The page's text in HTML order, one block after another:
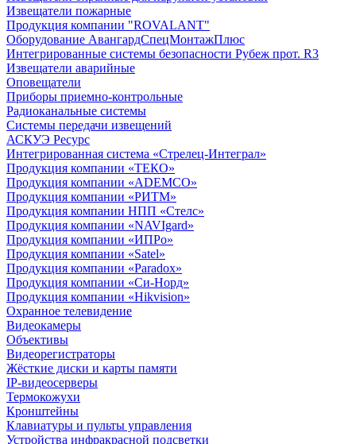
Извещатели пожарные
Продукция компании "ROVALANT"
Оборудование АвангардСпецМонтажПлюс
Интегрированные системы безопасности Рубеж прот. R3
Извещатели аварийные
Оповещатели
Приборы приемно-контрольные
Радиоканальные системы
Системы передачи извещений
АСКУЭ Ресурс
Интегрированная система «Стрелец-Интеграл»
Продукция компании «ТЕКО»
Продукция компании «ADEMCO»
Продукция компании «РИТМ»
Продукция компании НПП «Стелс»
Продукция компании «NAVIgard»
Продукция компании «ИПРо»
Продукция компании «Satel»
Продукция компании «Paradox»
Продукция компании «Си-Норд»
Продукция компании «Hikvision»
Охранное телевидение
Видеокамеры
Объективы
Видеорегистраторы
Жёсткие диски и карты памяти
IP-видеосерверы
Термокожухи
Кронштейны
Клавиатуры и пульты управления
Устройства инфракрасной подсветки